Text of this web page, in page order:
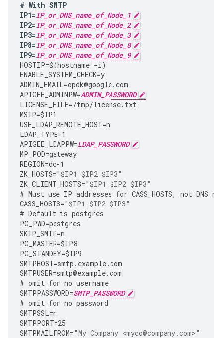
# With SMTP
IP1=IP_or_DNS_name_of_Node_1
IP2=IP_or_DNS_name_of_Node_2
IP3=IP_or_DNS_name_of_Node_3
IP8=IP_or_DNS_name_of_Node_8
IP9=IP_or_DNS_name_of_Node_9
HOSTIP=$(hostname -i)
ENABLE_SYSTEM_CHECK=y
ADMIN_EMAIL=opdk@google.com
APIGEE_ADMINPW=ADMIN_PASSWORD
LICENSE_FILE=/tmp/license.txt
MSIP=$IP1
USE_LDAP_REMOTE_HOST=n
LDAP_TYPE=1
APIGEE_LDAPPW=LDAP_PASSWORD
MP_POD=gateway
REGION=dc-1
ZK_HOSTS="$IP1 $IP2 $IP3"
ZK_CLIENT_HOSTS="$IP1 $IP2 $IP3"
# Must use IP addresses for CASS_HOSTS, not DNS
CASS_HOSTS="$IP1 $IP2 $IP3"
# Default is postgres
PG_PWD=postgres
SKIP_SMTP=n
PG_MASTER=$IP8
PG_STANDBY=$IP9
SMTPHOST=smtp . example.com
SMTPUSER=smtp@example.com
# omit for no username
SMTPPASSWORD=SMTP_PASSWORD
# omit for no password
SMTPSSL=n
SMTPPORT=25
SMTPMAILFROM="My Company <myco@company.com>"